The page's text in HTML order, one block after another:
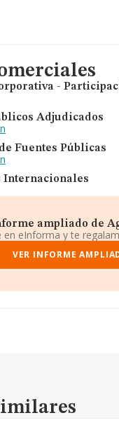
-
Adjudicados
Fuentes Públicas
Internacionales
ampliado de
en eInforma y te
VER INFORME